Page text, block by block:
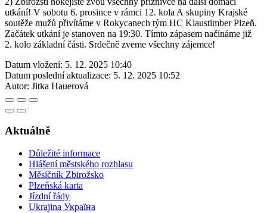
utkání! V sobotu 6. prosince v rámci 12. kola A skupiny Krajské
soutěže mužů přivítáme v Rokycanech tým HC Klaustimber Plzeň.
Začátek utkání je stanoven na 19:30. Tímto zápasem načínáme již
2. kolo základní části. Srdečně zveme všechny zájemce!
Datum vložení: 5. 12. 2025 10:40
Datum poslední aktualizace: 5. 12. 2025 10:52
Autor: Jitka Hauerová
Aktuálně
Důležité informace
Hlášení městského rozhlasu
Měsíčník Zbirožsko
Plzeňská karta
Jízdní řády
Ukrajina Україна